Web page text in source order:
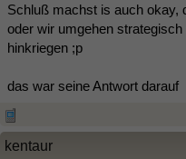
Schluß machst is auch okay,
oder wir umgehen
hinkriegen ;p
das war seine Antwort darauf
kentaur